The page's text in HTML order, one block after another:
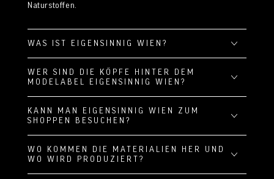
Naturstoffen.
WAS IST EIGENSINNIG WIEN?
WER SIND DIE KÖPFE HINTER DEM
MODELABEL EIGENSINNIG WIEN?
KANN MAN EIGENSINNIG WIEN ZUM
SHOPPEN BESUCHEN?
WO KOMMEN DIE MATERIALIEN HER UND
WO WIRD PRODUZIERT?